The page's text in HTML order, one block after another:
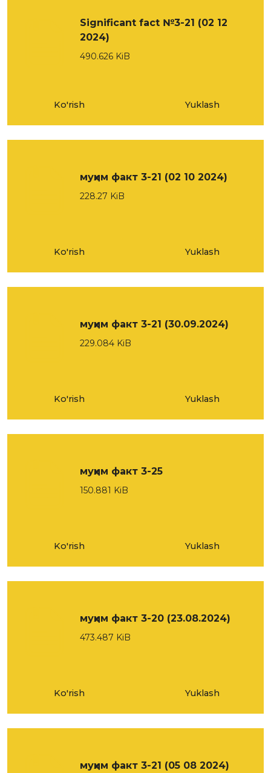
Significant fact №3-21 (02 12
2024)
490.626 KiB
Ko'rish Yuklash
муҳим факт 3-21 (02 10 2024)
228.27 KiB
Ko'rish Yuklash
муҳим факт 3-21 (30.09.2024)
229.084 KiB
Ko'rish Yuklash
муҳим факт 3-25
150.881 KiB
Ko'rish Yuklash
муҳим факт 3-20 (23.08.2024)
473.487 KiB
Ko'rish Yuklash
муҳим факт 3-21 (05 08 2024)